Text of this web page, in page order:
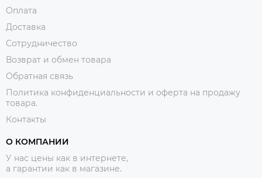
Оплата
Доставка
Сотрудничество
Возврат и обмен товара
Обратная связь
Политика конфиденциальности и оферта на продажу
товара.
Контакты
О КОМПАНИИ
У нас цены как в интернете,
а гарантии как в магазине.